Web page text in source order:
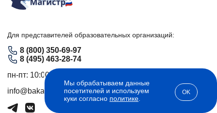
Для представителей образовательных организаций:
8 (800) 350-69-97
8 (495) 463-28-74
пн-пт: 10:00-18:00
info@bakalavr-magistr.ru
Мы обрабатываем данные
посетителей и используем
куки согласно политике
OK